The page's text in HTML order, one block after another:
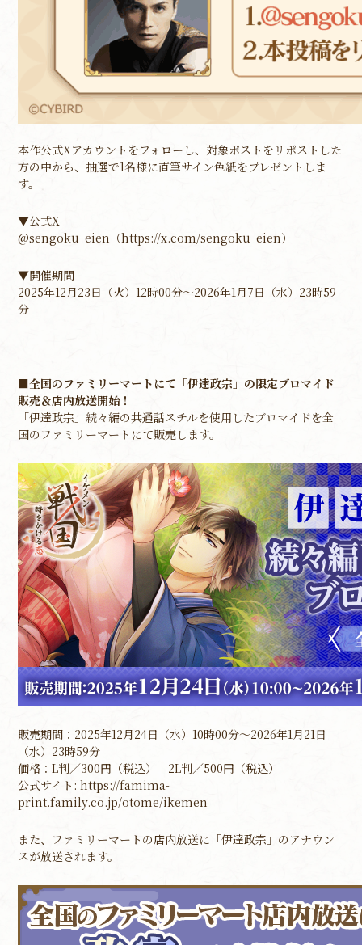
本作公式Xアカウントをフォローし、対象ポストをリポストした
方の中から、抽選で1名様に直筆サイン色紙をプレゼントしま
す。
▼公式X
@sengoku_eien（https://x.com/sengoku_eien）
▼開催期間
2025年12月23日（火）12時00分～2026年1月7日（水）23時59
分
■全国のファミリーマートにて「伊達政宗」の限定ブロマイド
販売＆店内放送開始！
「伊達政宗」続々編の共通話スチルを使用したブロマイドを全
国のファミリーマートにて販売します。
販売期間：2025年12月24日（水）10時00分～2026年1月21日
（水）23時59分
価格：L判／300円（税込） 2L判／500円（税込）
公式サイト: https://famima-
print.family.co.jp/otome/ikemen
また、ファミリーマートの店内放送に「伊達政宗」のアナウン
スが放送されます。